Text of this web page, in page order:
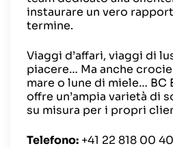
instaurare un vero
termine.
Viaggi d’affari, viaggi di
piacere… Ma anche
mare o lune di miele… BC
offre un’ampia varietà di
su misura per i propri
Telefono: +41 22 818 00 40